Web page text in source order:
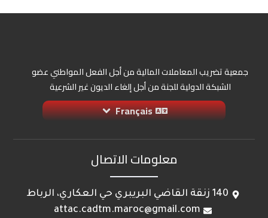
معلومات الاتصال
140 زنقة القاضي البريبري حي العكاري، الرباط
attac.cadtm.maroc@gmail.com
جمعية تضريب المعاملات المالية من أجل الفعل المواطني عضو
الشبكة الدولية للجنة من أجل إلغاء الديون غير الشرعية
Français